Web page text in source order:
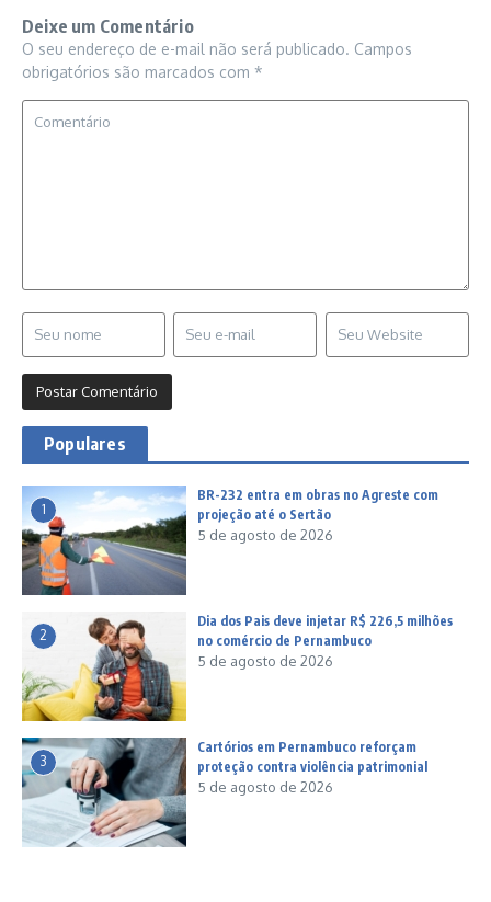
Deixe um Comentário
O seu endereço de e-mail não será publicado. Campos
obrigatórios são marcados com *
Populares
1
BR-232 entra em obras no Agreste com
projeção até o Sertão
5 de agosto de 2026
2
Dia dos Pais deve injetar R$ 226,5 milhões
no comércio de Pernambuco
5 de agosto de 2026
3
Cartórios em Pernambuco reforçam
proteção contra violência patrimonial
5 de agosto de 2026